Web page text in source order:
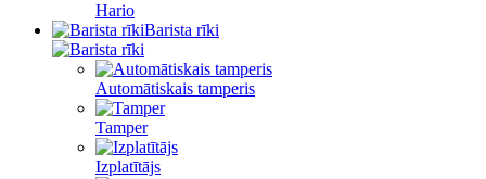
Hario
Barista rīki
Automātiskais tamperis
Tamper
Izplatītājs